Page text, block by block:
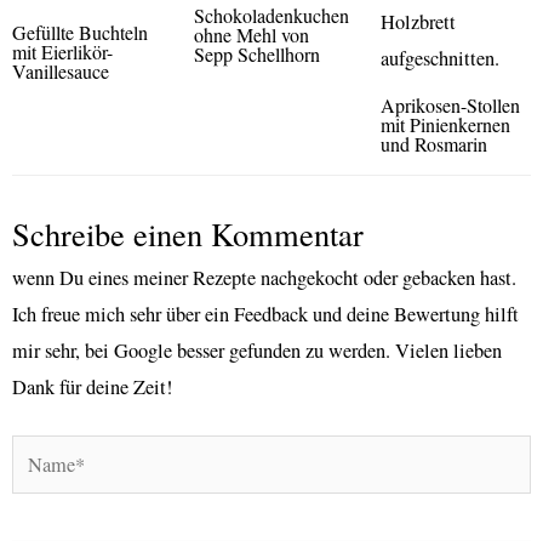
Gefüllte Buchteln
mit Eierlikör-
Vanillesauce
Schokoladenkuchen
ohne Mehl von
Sepp Schellhorn
Aprikosen-Stollen
mit Pinienkernen
und Rosmarin
Schreibe einen Kommentar
wenn Du eines meiner Rezepte nachgekocht oder gebacken hast.
Ich freue mich sehr über ein Feedback und deine Bewertung hilft
mir sehr, bei Google besser gefunden zu werden. Vielen lieben
Dank für deine Zeit!
Name*